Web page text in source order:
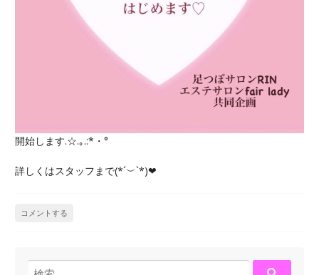
開始します.☆.｡.:*・°
詳しくはスタッフまで(*´︶`*)❤︎
コメントする
検